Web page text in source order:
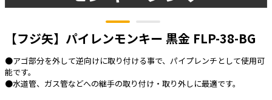
PF管/FEP管/CD管/情報線保護管
ボックス・ビニル電線管付属品・引き込
みカバー
工具関連
【フジ矢】パイレンモンキー 黒金 FLP-38-BG
●アゴ部分を外して逆向けに取り付ける事で、パイプレンチとして使用可
能です。
●水道管、ガス管などへの継手の取り付け・取り外しに最適です。